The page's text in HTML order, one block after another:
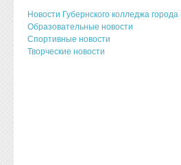
Новости Губернского колледжа
Образовательные новости
Спортивные новости
Творческие новости